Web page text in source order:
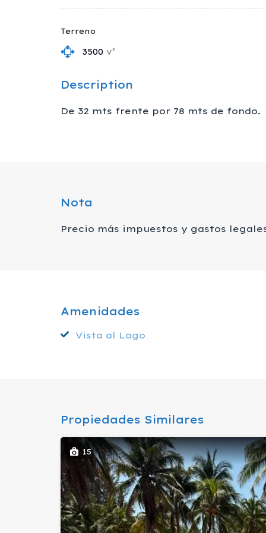
Terreno
3500 v²
Description
De 32 mts frente por 78 mts de fondo.
Nota
Precio más impuestos y gastos
Amenidades
Vista al Lago
Propiedades Similares
15